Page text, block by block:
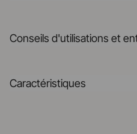
matières premières minérales
chocs thermiques et
Conseils d'utilisations et
Caractéristiques